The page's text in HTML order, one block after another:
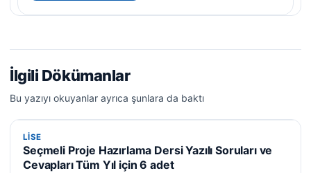
İlgili Dökümanlar
Bu yazıyı okuyanlar ayrıca şunlara da baktı
LISE
LISE
Seçmeli Proje Hazırlama Dersi Yazılı Soruları ve
Cevapları Tüm Yıl için 6 adet